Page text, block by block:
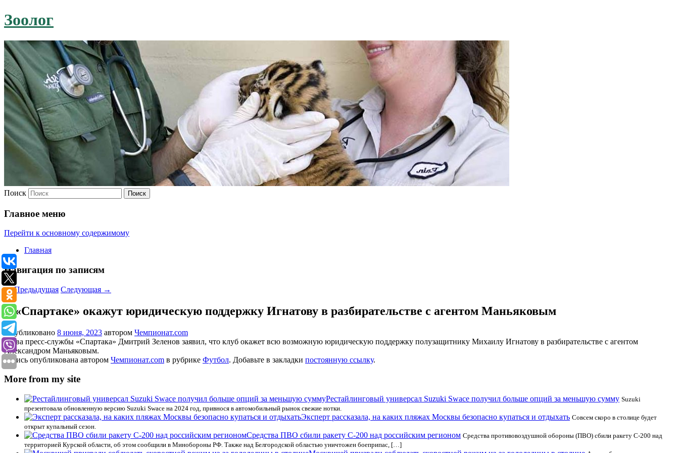
Зоолог
Поиск
Главное меню
Перейти к основному содержимому
Главная
Навигация по записям
←Предыдущая Следующая →
В «Спартаке» окажут юридическую поддержку Игнатову в разбирательстве с агентом Маньяковым
Опубликовано 8 июня, 2023 автором Чемпионат.com
Глава пресс-службы «Спартака» Дмитрий Зеленов заявил, что клуб окажет всю возможную юридическую поддержку полузащитнику Михаилу Игнатову в разбирательстве с агентом
Александром Маньяковым.
Запись опубликована автором Чемпионат.com в рубрике Футбол. Добавьте в закладки постоянную ссылку.
More from my site
Рестайлинговый универсал Suzuki Swace получил больше опций за меньшую сумму Suzuki
презентовала обновленную версию Suzuki Swace на 2024 год, привнося в автомобильный рынок свежие нотки.
Эксперт рассказала, на каких пляжах Москвы безопасно купаться и отдыхать Совсем скоро в столице будет
открыт купальный сезон.
Средства ПВО сбили ракету С-200 над российским регионом Средства противовоздушной обороны (ПВО) сбили ракету С-200 над
территорией Курской области, об этом сообщили в Минобороны РФ. Также над Белгородской областью уничтожен боеприпас, […]